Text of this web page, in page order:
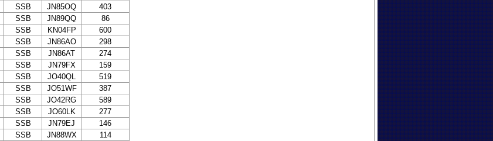
SSB JN85OQ
403
SSB JN89QQ
86
SSB KN04FP
600
SSB JN86AO
298
SSB JN86AT
274
SSB JN79FX
159
SSB JO40QL
519
SSB JO51WF
387
SSB JO42RG
589
SSB JO60LK
277
SSB JN79EJ
146
SSB JN88WX
114